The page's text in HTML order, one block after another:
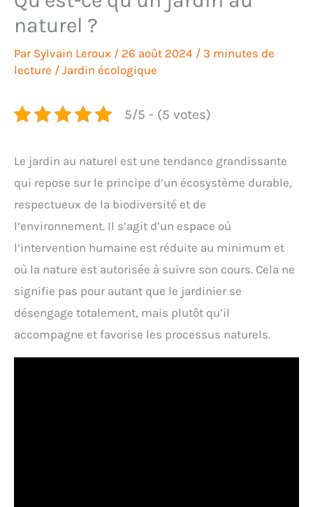
naturel ?
Par Sylvain Leroux / 26 août 2024 / 3 minutes de
lecture / Jardin écologique
5/5 - (5 votes)
Le jardin au naturel est une tendance grandissante
qui repose sur le principe d’un écosystème durable,
respectueux de la biodiversité et de
l’environnement. Il s’agit d’un espace où
l’intervention humaine est réduite au minimum et
où la nature est autorisée à suivre son cours. Cela ne
signifie pas pour autant que le jardinier se
désengage totalement, mais plutôt qu’il
accompagne et favorise les processus naturels.